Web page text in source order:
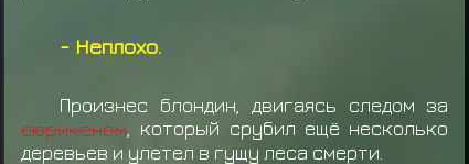
- Неплохо.
Произнес блондин, двигаясь следом за
сюрикеном, который срубил ещё несколько
деревьев и улетел в гущу леса смерти.